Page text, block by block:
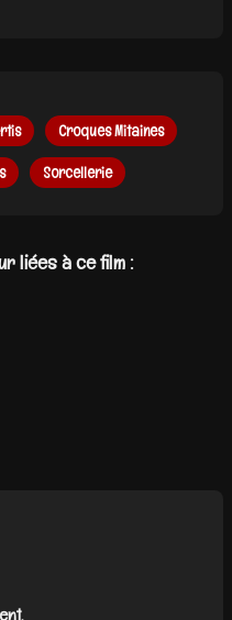
Croques Mitaines
Sorcellerie
liées à ce film :